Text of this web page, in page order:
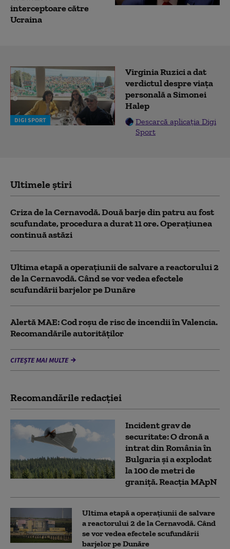
interceptoare către
Ucraina
DIGI SPORT
Virginia Ruzici a dat
verdictul despre viața
personală a Simonei
Halep
Descarcă aplicația Digi
Sport
Ultimele știri
Criza de la Cernavodă. Două barje din patru au fost
scufundate, procedura a durat 11 ore. Operațiunea
continuă astăzi
Ultima etapă a operațiunii de salvare a reactorului 2
de la Cernavodă. Când se vor vedea efectele
scufundării barjelor pe Dunăre
Alertă MAE: Cod roșu de risc de incendii în Valencia.
Recomandările autorităților
CITEȘTE MAI MULTE
Recomandările redacţiei
Incident grav de
securitate: O dronă a
intrat din România în
Bulgaria şi a explodat
la 100 de metri de
graniţă. Reacția MApN
Ultima etapă a operațiunii de salvare
a reactorului 2 de la Cernavodă. Când
se vor vedea efectele scufundării
barjelor pe Dunăre